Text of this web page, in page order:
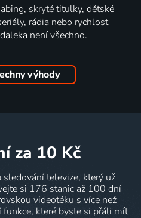
skryté titulky, dětské
rádia nebo rychlost
není všechno.
výhody
za 10 Kč
televize, který už
si 176 stanic až 100 dní
videotéku s více než
které byste si přáli mít